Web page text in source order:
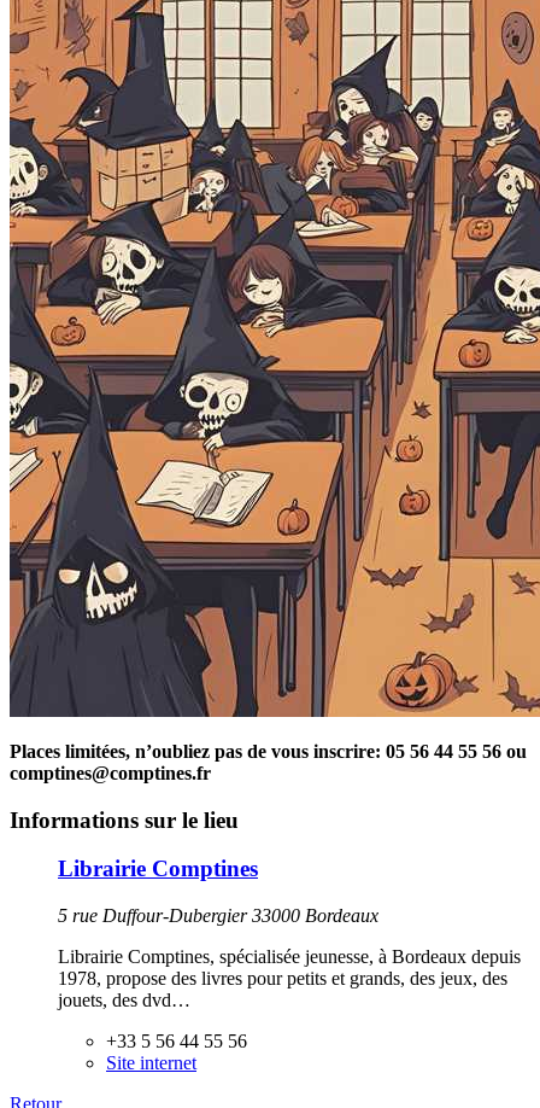
Places limitées, n’oubliez pas de vous inscrire: 05 56 44 55 56 ou
comptines@comptines.fr
Informations sur le lieu
Librairie Comptines
5 rue Duffour-Dubergier 33000 Bordeaux
Librairie Comptines, spécialisée jeunesse, à Bordeaux depuis
1978, propose des livres pour petits et grands, des jeux, des
jouets, des dvd…
+33 5 56 44 55 56
Site internet
Retour